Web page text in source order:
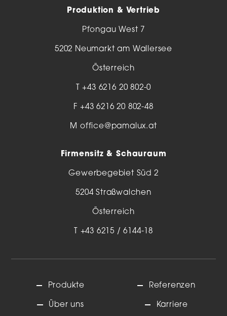
Produktion & Vertrieb
Pfongau West 7
5202 Neumarkt am Wallersee
Österreich
T+43 6216 20 802-0
F +43 6216 20 802-48
M office@pamalux.at
Firmensitz & Schauraum
Gewerbegebiet Süd 2
5204 Straßwalchen
Österreich
+43 6215 / 6144-18
Produkte
Über uns
Referenzen
Karriere